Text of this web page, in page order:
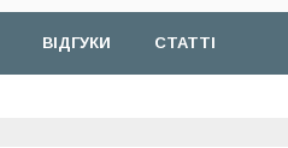
ВІДГУКИ СТАТТІ